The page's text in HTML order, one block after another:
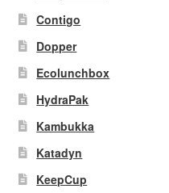
Contigo
Dopper
Ecolunchbox
HydraPak
Kambukka
Katadyn
KeepCup